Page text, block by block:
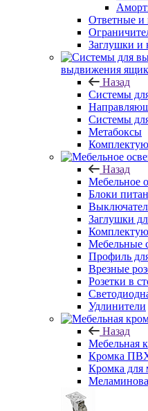
Ответные и
Заглушки и
выдвижения
Назад
Системы
Системы
Метабоксы
Назад
Мебельное
Блоки
Заглушки
Мебельные
Профиль
Врезные
Розетки в
Удлинители
Назад
Мебельная
Кромка
Кромка для